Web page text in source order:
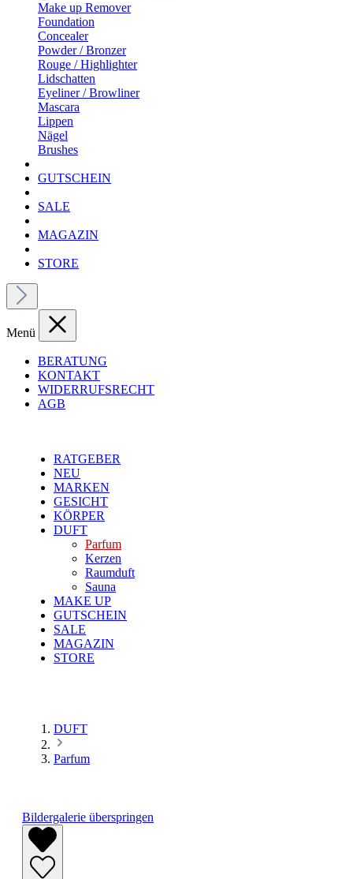
Make up Remover
Foundation
Concealer
Powder / Bronzer
Rouge / Highlighter
Lidschatten
Eyeliner / Browliner
Mascara
Lippen
Nägel
Brushes
GUTSCHEIN
SALE
MAGAZIN
STORE
Menü
BERATUNG
KONTAKT
WIDERRUFSRECHT
AGB
RATGEBER
NEU
MARKEN
GESICHT
KÖRPER
DUFT
Parfum
Kerzen
Raumduft
Sauna
MAKE UP
GUTSCHEIN
SALE
MAGAZIN
STORE
DUFT
Parfum
Bildergalerie überspringen